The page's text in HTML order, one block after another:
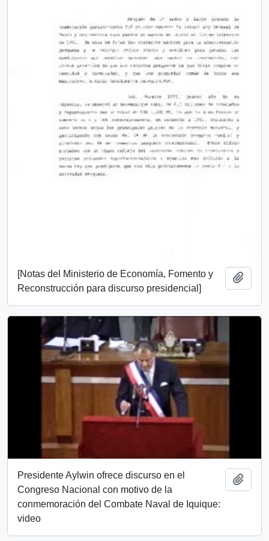
[Notas del Ministerio de Economía, Fomento y
Reconstrucción para discurso presidencial]
Presidente Aylwin ofrece discurso en el
Congreso Nacional con motivo de la
conmemoración del Combate Naval de Iquique:
video